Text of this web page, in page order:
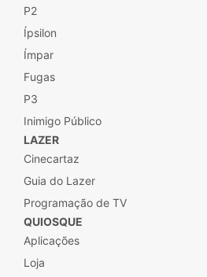
P2
Ípsilon
Ímpar
Fugas
P3
Inimigo Público
LAZER
Cinecartaz
Guia do Lazer
Programação de TV
QUIOSQUE
Aplicações
Loja